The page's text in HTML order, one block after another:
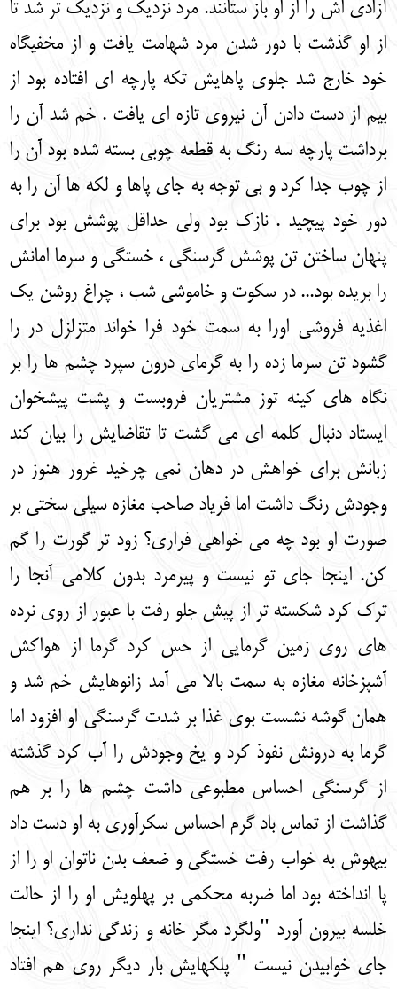
آزادی اش را از او باز ستانند. مرد نزدیک و نزدیک تر شد تا
از او گذشت با دور شدن مرد شهامت یافت و از مخفیگاه
خود خارج شد جلوی پاهایش تکه پارچه ای افتاده بود از
بیم از دست دادن آن نیروی تازه ای یافت . خم شد آن را
برداشت پارچه سه رنگ به قطعه چوبی بسته شده بود آن را
از چوب جدا کرد و بی توجه به جای پاها و لکه ها آن را به
دور خود پیچید . نازک بود ولی حداقل پوشش بود برای
پنهان ساختن تن پوشش گرسنگی ، خستگی و سرما امانش
را بریده بود... در سکوت و خاموشی شب ، چراغ روشن یک
اغذیه فروشی اورا به سمت خود فرا خواند متزلزل در را
گشود تن سرما زده را به گرمای درون سپرد چشم ها را بر
نگاه های کینه توز مشتریان فروبست و پشت پیشخوان
ایستاد دنبال کلمه ای می گشت تا تقاضایش را بیان کند
زبانش برای خواهش در دهان نمی چرخید غرور هنوز در
وجودش رنگ داشت اما فریاد صاحب مغازه سیلی سختی بر
صورت او بود چه می خواهی فراری؟ زود تر گورت را گم
کن. اینجا جای تو نیست و پیرمرد بدون کلامی آنجا را
ترک کرد شکسته تر از پیش جلو رفت با عبور از روی نرده
های روی زمین گرمایی از حس کرد گرما از هواکش
آشپزخانه مغازه به سمت بالا می آمد زانوهایش خم شد و
همان گوشه نشست بوی غذا بر شدت گرسنگی او افزود اما
گرما به درونش نفوذ کرد و یخ وجودش را آب کرد گذشته
از گرسنگی احساس مطبوعی داشت چشم ها را بر هم
گذاشت از تماس باد گرم احساس سکرآوری به او دست داد
بیهوش به خواب رفت خستگی و ضعف بدن ناتوان او را از
پا انداخته بود اما ضربه محکمی بر پهلویش او را از حالت
خلسه بیرون آورد "ولگرد مگر خانه و زندگی نداری؟ اینجا
جای خوابیدن نیست " پلکهایش بار دیگر روی هم افتاد